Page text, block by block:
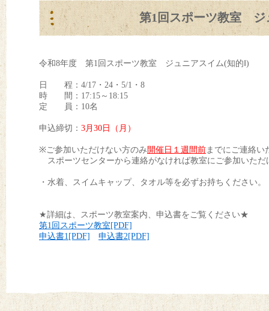
第1回スポーツ教室 ジ
令和8年度 第1回スポーツ教室 ジュニアスイム(知的Ⅰ)
日 程：4/17・24・5/1・8
時 間：17:15～18:15
定 員：10名
申込締切： 3月30日（月）
※ご参加いただけない方のみ開催日１週間前までにご連絡い
スポーツセンターから連絡がなければ教室にご参加いただ
・水着、スイムキャップ、タオル等を必ずお持ちください。
★詳細は、スポーツ教室案内、申込書をご覧ください★
第1回スポーツ教室[PDF]
申込書1[PDF]
申込書2[PDF]